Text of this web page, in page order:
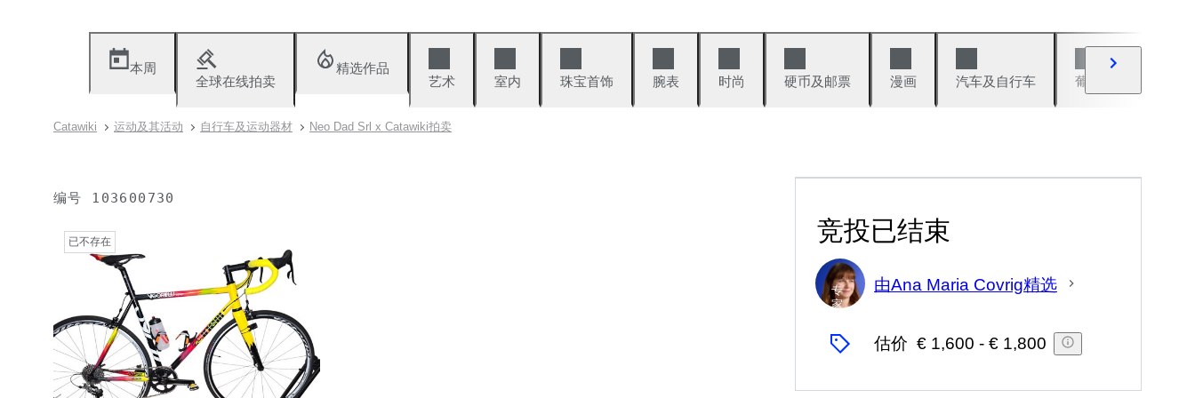
本周
全球在线拍卖
精选作品
艺术
室内 珠宝首饰 腕表 时尚 硬币及邮票 漫画 汽车及自行车 葡萄酒及烈性酒
Catawiki 运动及其活动 自行车及运动器材 Neo Dad Srl x Catawiki拍卖
编号 103600730
已不存在 竞投已结束
专
家
由Ana Maria Covrig精选
估价 € 1,600 - € 1,800